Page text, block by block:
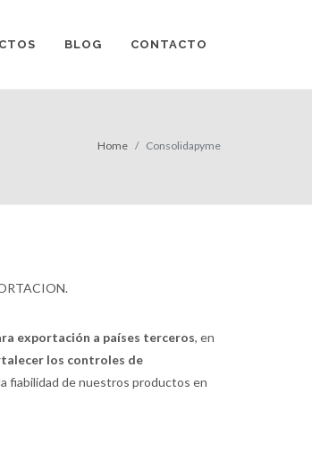
BLOG CONTACTO
Home Consolidapyme
exportación a países terceros, en
los controles de
fiabilidad de nuestros productos en